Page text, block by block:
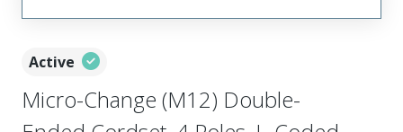
Active
Micro-Change (M12) Double-